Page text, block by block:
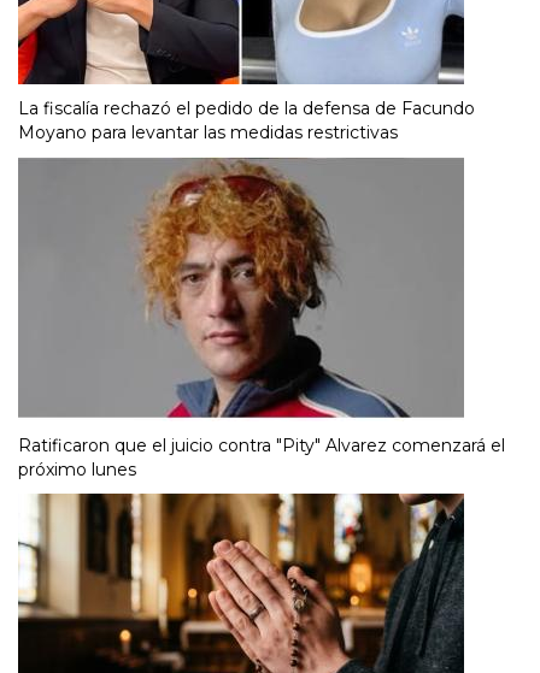
La fiscalía rechazó el pedido de la defensa de Facundo
Moyano para levantar las medidas restrictivas
Ratificaron que el juicio contra "Pity" Alvarez comenzará el
próximo lunes